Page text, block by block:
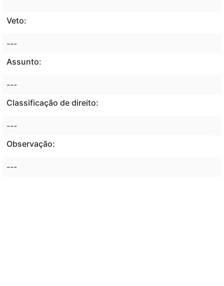
Veto:
---
Assunto:
---
Classificação de direito:
---
Observação:
---